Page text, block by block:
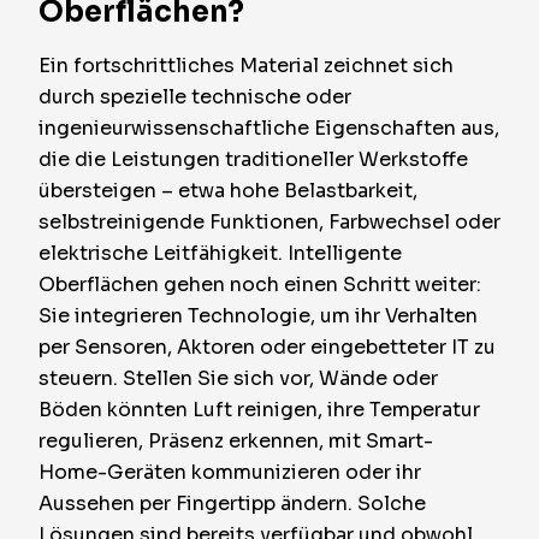
Oberflächen?
Ein fortschrittliches Material zeichnet sich
durch spezielle technische oder
ingenieurwissenschaftliche Eigenschaften aus,
die die Leistungen traditioneller Werkstoffe
übersteigen – etwa hohe Belastbarkeit,
selbstreinigende Funktionen, Farbwechsel oder
elektrische Leitfähigkeit. Intelligente
Oberflächen gehen noch einen Schritt weiter:
Sie integrieren Technologie, um ihr Verhalten
per Sensoren, Aktoren oder eingebetteter IT zu
steuern. Stellen Sie sich vor, Wände oder
Böden könnten Luft reinigen, ihre Temperatur
regulieren, Präsenz erkennen, mit Smart-
Home-Geräten kommunizieren oder ihr
Aussehen per Fingertipp ändern. Solche